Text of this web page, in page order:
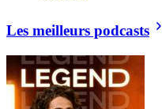
Les meilleurs podcasts